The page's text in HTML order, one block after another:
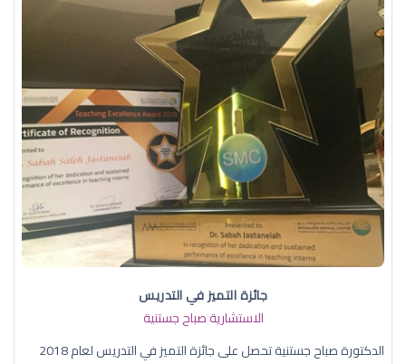
جائزة التميز في التدريس
الاستشارية صباح جستنية
الدكتورة صباح جستنية تحصل على جائزة التميز في التدريس لعام 2018